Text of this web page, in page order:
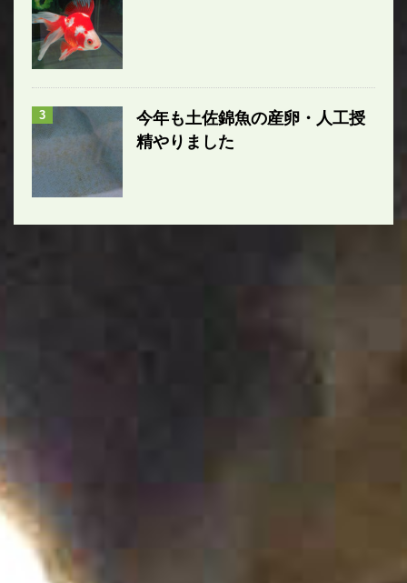
3
今年も土佐錦魚の産卵・人工授
精やりました